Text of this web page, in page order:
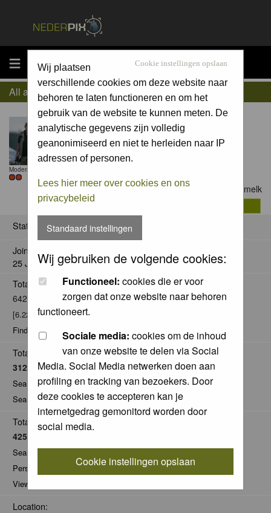
MENU Cookie instellingen opslaan
Wij plaatsen
verschillende cookies om deze website naar
behoren te laten functioneren en om het
gebruik van de website te kunnen meten. De
analytische gegevens zijn volledig
geanonimiseerd en niet te herleiden naar IP
adressen of personen.
Lees hier meer over cookies en ons
privacybeleid
Standaard instellingen
Wij gebruiken de volgende cookies:
Functioneel: cookies die er voor
zorgen dat onze website naar behoren
functioneert.
Sociale media: cookies om de inhoud
van onze website te delen via Social
Media. Social Media netwerken doen aan
profiling en tracking van bezoekers. Door
deze cookies te accepteren kan je
internetgedrag gemonitord worden door
social media.
Cookie instellingen opslaan
All about nelappelmelk
Moderator
Contact nelappelmelk
Status
Joined:
25 Jan 2008
Total posts:
6424
[6.22% of total / 0.95 posts per day]
Find all posts by nelappelmelk
Total Comments:
31200
Search for comments by this user
Search for all nominations given by this user
Total Pics:
4256
Search for pics made by nelappelmelk
Personal Gallery of nelappelmelk
View comments on pics of nelappelmelk
Location: